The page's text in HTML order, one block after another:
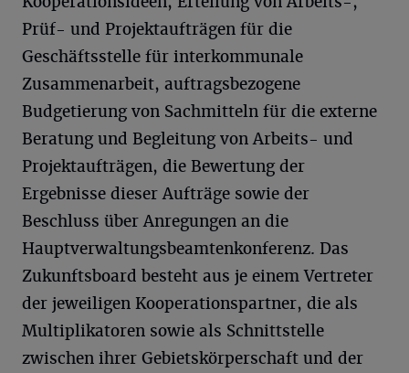
Prüf- und Projektaufträgen für die
Geschäftsstelle für interkommunale
Zusammenarbeit, auftragsbezogene
Budgetierung von Sachmitteln für die externe
Beratung und Begleitung von Arbeits- und
Projektaufträgen, die Bewertung der
Ergebnisse dieser Aufträge sowie der
Beschluss über Anregungen an die
Hauptverwaltungsbeamtenkonferenz. Das
Zukunftsboard besteht aus je einem Vertreter
der jeweiligen Kooperationspartner, die als
Multiplikatoren sowie als Schnittstelle
zwischen ihrer Gebietskörperschaft und der